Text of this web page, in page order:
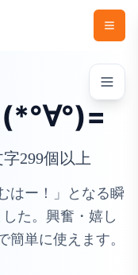
299個以上
はー！」となる瞬
た。興奮・嬉し
簡単に使えます。